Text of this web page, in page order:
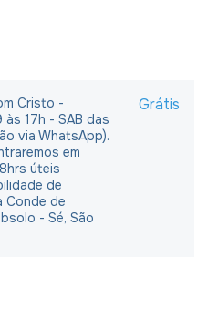
Cristo -
às 17h - SAB das
via WhatsApp).
em
úteis
de
Conde de
- Sé, São
Grátis